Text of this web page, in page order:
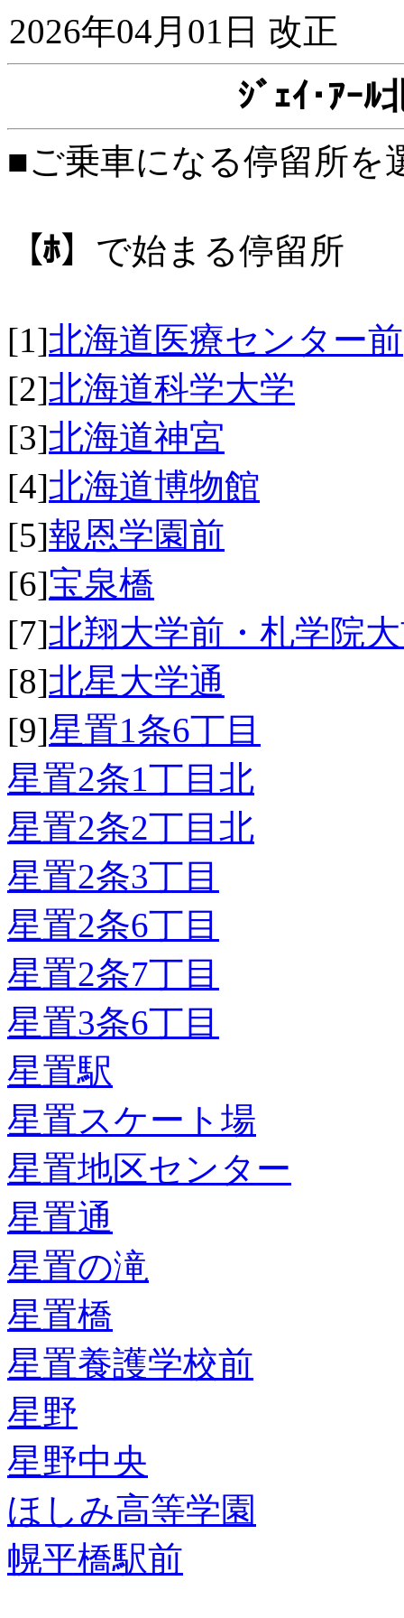
2026年04月01日 改正
ｼﾞｪｲ･ｱｰﾙ
■ご乗車になる停留所を
【ﾎ】 で始まる停留所
[1]北海道医療センター前
[2]北海道科学大学
[3]北海道神宮
[4]北海道博物館
[5]報恩学園前
[6]宝泉橋
[7]北翔大学前・札学院
[8]北星大学通
[9]星置1条6丁目
星置2条1丁目北
星置2条2丁目北
星置2条3丁目
星置2条6丁目
星置2条7丁目
星置3条6丁目
星置駅
星置スケート場
星置地区センター
星置通
星置の滝
星置橋
星置養護学校前
星野
星野中央
ほしみ高等学園
幌平橋駅前